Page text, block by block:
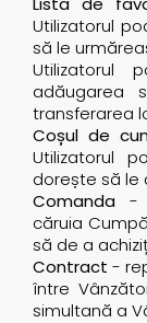
Utilizatorul
să le
Utilizatorul
adăugarea
transferarea
Coșul de
Utilizatorul
dorește să le
Comanda -
căruia
să de a
Contract -
între
simultană a